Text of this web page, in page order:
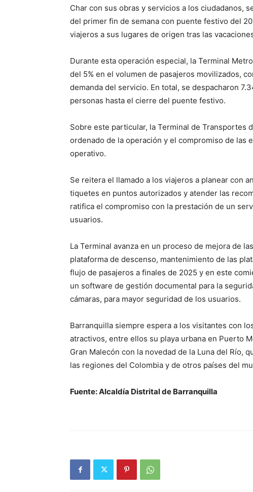
Char con sus obras y servicios a los ciudadanos,
del primer fin de semana con puente festivo del
viajeros a sus lugares de origen tras las
Durante esta operación especial, la Terminal
del 5% en el volumen de pasajeros movilizados,
demanda del servicio. En total, se despacharon
personas hasta el cierre del puente festivo.
Sobre este particular, la Terminal de Transportes
ordenado de la operación y el compromiso de las
operativo.
Se reitera el llamado a los viajeros a planear con
tiquetes en puntos autorizados y atender las
ratifica el compromiso con la prestación de un
usuarios.
La Terminal avanza en un proceso de mejora de
plataforma de descenso, mantenimiento de las
flujo de pasajeros a finales de 2025 y en este
un software de gestión documental para la
cámaras, para mayor seguridad de los usuarios.
Barranquilla siempre espera a los visitantes con
atractivos, entre ellos su playa urbana en Puerto
Gran Malecón con la novedad de la Luna del Río,
las regiones del Colombia y de otros países del
Fuente: Alcaldía Distrital de Barranquilla